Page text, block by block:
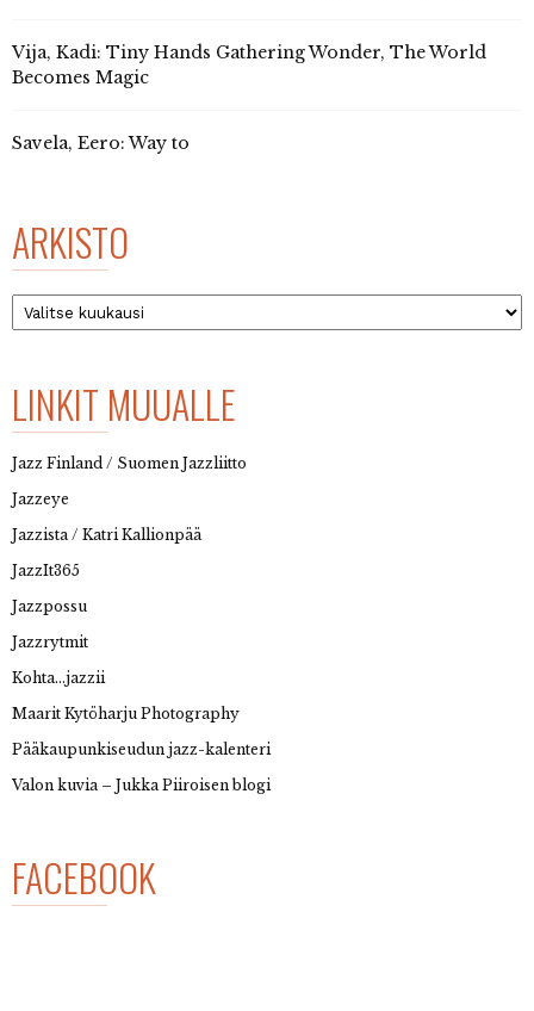
Vija, Kadi: Tiny Hands Gathering Wonder, The World
Becomes Magic
Savela, Eero: Way to
ARKISTO
Arkisto
LINKIT MUUALLE
Jazz Finland / Suomen Jazzliitto
Jazzeye
Jazzista / Katri Kallionpää
JazzIt365
Jazzpossu
Jazzrytmit
Kohta…jazzii
Maarit Kytöharju Photography
Pääkaupunkiseudun jazz-kalenteri
Valon kuvia – Jukka Piiroisen blogi
FACEBOOK